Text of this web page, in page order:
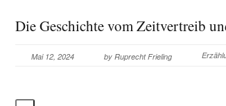
Die Geschichte vom Zeitvertreib
Mai 12, 2024 by Ruprecht Frieling